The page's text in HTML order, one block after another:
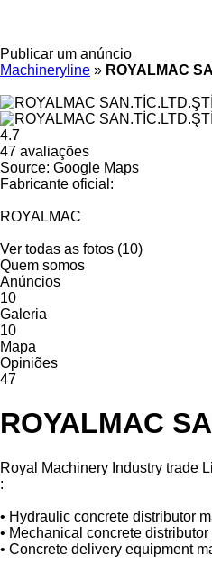
Publicar um anúncio
Machineryline » ROYALMAC
4.7
47 avaliações
Source: Google Maps
Fabricante oficial:
ROYALMAC
Ver todas as fotos (10)
Quem somos
Anúncios
10
Galeria
10
Mapa
Opiniões
47
ROYALMAC
Royal Machinery Industry trade
:
• Hydraulic concrete distributor
• Mechanical concrete
• Concrete delivery equipment